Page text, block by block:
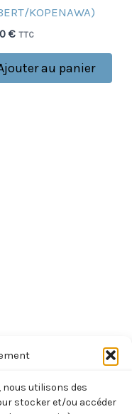
nous utilisons des
stocker et/ou accéder
KOPENAWA)
€ TTC
au panier